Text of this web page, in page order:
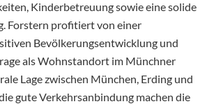
Kinderbetreuung sowie eine solide
Forstern profitiert von einer
Bevölkerungsentwicklung und
als Wohnstandort im Münchner
Lage zwischen München, Erding und
gute Verkehrsanbindung machen die